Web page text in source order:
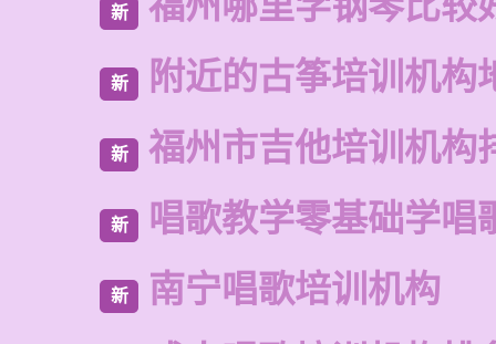
新
新 附近的古筝培训机构
新 福州市吉他培训机构
新 唱歌教学零基础学唱
新 南宁唱歌培训机构